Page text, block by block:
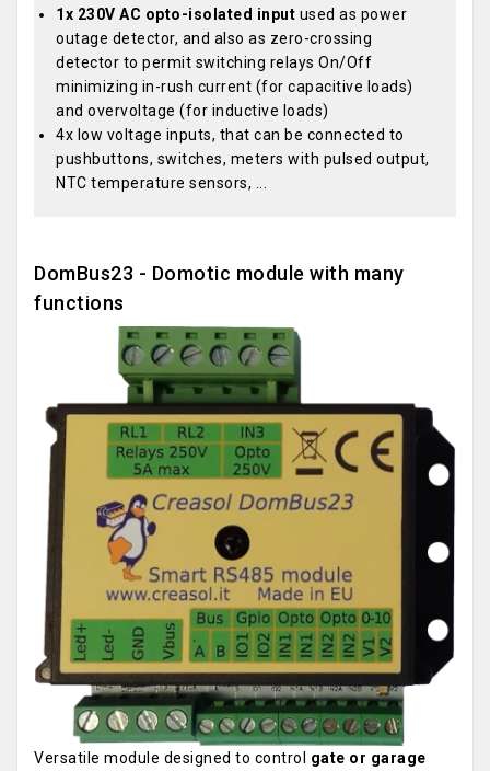
1x 230V AC opto-isolated input used as power
outage detector, and also as zero-crossing
detector to permit switching relays On/Off
minimizing in-rush current (for capacitive loads)
and overvoltage (for inductive loads)
4x low voltage inputs, that can be connected to
pushbuttons, switches, meters with pulsed output,
NTC temperature sensors, ...
DomBus23 - Domotic module with many
functions
Versatile module designed to control gate or garage